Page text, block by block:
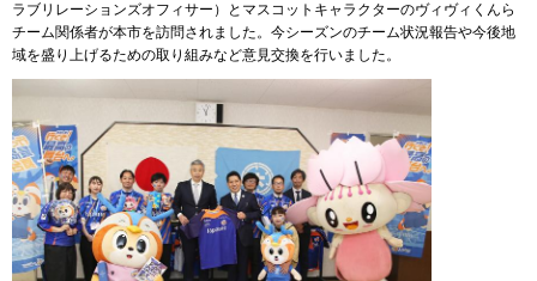
ラブリレーションズオフィサー）とマスコットキャラクターのヴィヴィくんら
チーム関係者が本市を訪問されました。今シーズンのチーム状況報告や今後地
域を盛り上げるための取り組みなど意見交換を行いました。